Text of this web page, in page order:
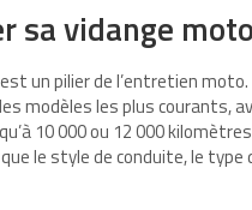
sa vidange
est un pilier de l’entretien
modèles les plus courants,
10 000 ou 12 000
le style de conduite, le type